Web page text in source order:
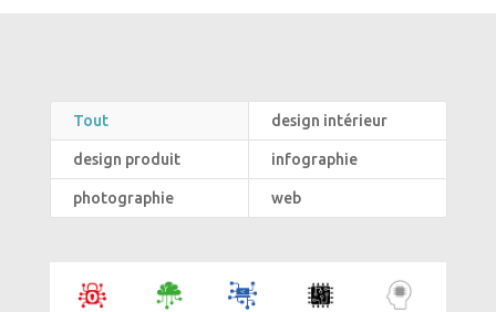
Tout design intérieur
design produit infographie
photographie web